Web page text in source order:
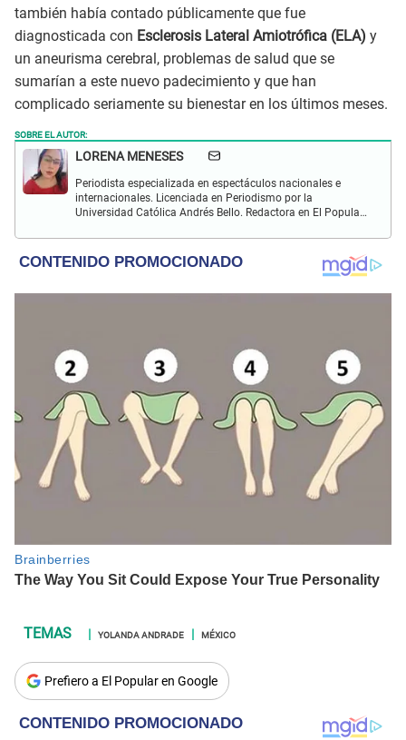
también había contado públicamente que fue
diagnosticada con Esclerosis Lateral Amiotrófica (ELA) y
un aneurisma cerebral, problemas de salud que se
sumarían a este nuevo padecimiento y que han
complicado seriamente su bienestar en los últimos meses.
SOBRE EL AUTOR:
LORENA MENESES
Periodista especializada en espectáculos nacionales e
internacionales. Licenciada en Periodismo por la
Universidad Católica Andrés Bello. Redactora en El Popular.
celebridades.
YOLANDA ANDRADE MÉXICO
Prefiero a El Popular en Google